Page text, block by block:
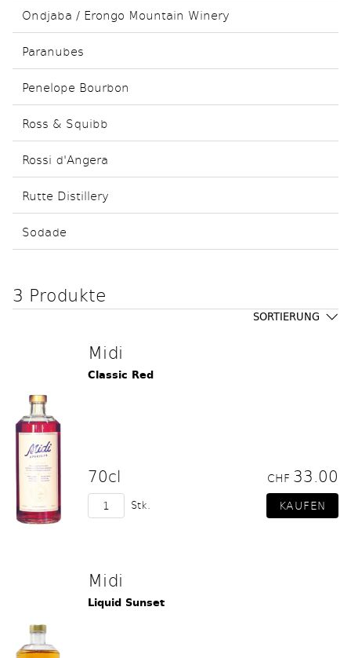
Ondjaba / Erongo Mountain Winery
Paranubes
Penelope Bourbon
Ross & Squibb
Rossi d'Angera
Rutte Distillery
Sodade
3 Produkte
SORTIERUNG
Midi
Classic Red
70cl CHF 33.00
Stk.
Midi
Liquid Sunset